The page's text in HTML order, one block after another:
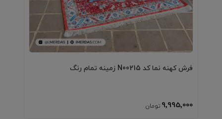
فرش کهنه نما کد N00215 زمینه تمام رنگ
9٬995٬000